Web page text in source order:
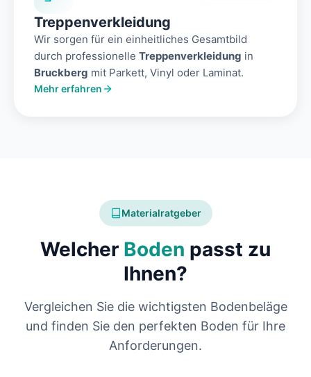
Treppenverkleidung
Wir sorgen für ein einheitliches Gesamtbild
durch professionelle Treppenverkleidung in
Bruckberg mit Parkett, Vinyl oder Laminat.
Mehr erfahren
Materialratgeber
Welcher Boden passt zu
Ihnen?
Vergleichen Sie die wichtigsten Bodenbeläge
und finden Sie den perfekten Boden für Ihre
Anforderungen.